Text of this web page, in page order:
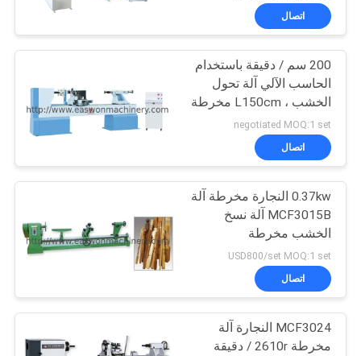
PRIVACY
POLICY
آلة نقر النجارة
13
آلة صنفرة النجارة
17
اتصال
200 سم / دقيقة باستخدام
الحاسب الآلي آلة تحول
الخشب ، L150cm مخرطة
آلة الخشب العمل
negotiated MOQ:1 set
اتصال
0.37kw النجارة مخرطة آلة
MCF3015B آلة نسخ
الخشب مخرطة
USD800/set MOQ:1 set
اتصال
MCF3024 النجارة آلة
مخرطة 2610r / دقيقة